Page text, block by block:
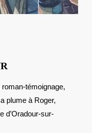
plume à Roger,
d’Oradour-sur-